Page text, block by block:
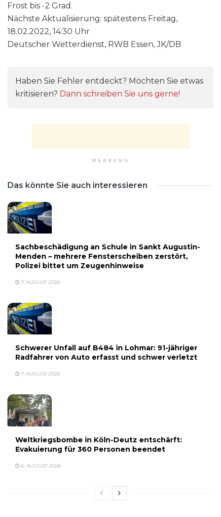
Frost bis -2 Grad.
Nächste Aktualisierung: spätestens Freitag,
18.02.2022, 14:30 Uhr
Deutscher Wetterdienst, RWB Essen, JK/DB
Haben Sie Fehler entdeckt? Möchten Sie etwas
kritisieren? Dann schreiben Sie uns gerne!
WERBUNG
Das könnte Sie auch interessieren
Sachbeschädigung an Schule in Sankt Augustin-
Menden – mehrere Fensterscheiben zerstört,
Polizei bittet um Zeugenhinweise
7. AUGUST 2026
Schwerer Unfall auf B484 in Lohmar: 91-jähriger
Radfahrer von Auto erfasst und schwer verletzt
7. AUGUST 2026
Weltkriegsbombe in Köln-Deutz entschärft:
Evakuierung für 360 Personen beendet
6. AUGUST 2026